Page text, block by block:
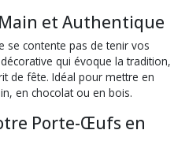
et Authentique
se contente pas de tenir vos
qui évoque la tradition,
de fête. Idéal pour mettre en
en chocolat ou en bois.
Porte-Œufs en